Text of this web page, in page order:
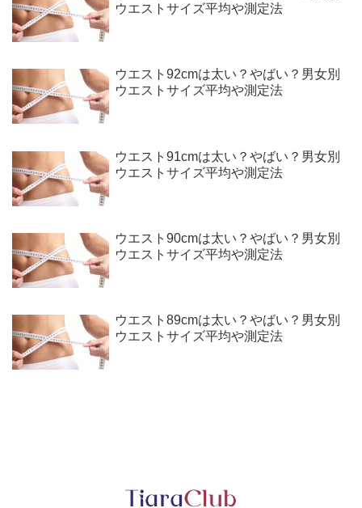
ウエストサイズ平均や測定法
ウエスト92cmは太い？やばい？男女別
ウエストサイズ平均や測定法
ウエスト91cmは太い？やばい？男女別
ウエストサイズ平均や測定法
ウエスト90cmは太い？やばい？男女別
ウエストサイズ平均や測定法
ウエスト89cmは太い？やばい？男女別
ウエストサイズ平均や測定法